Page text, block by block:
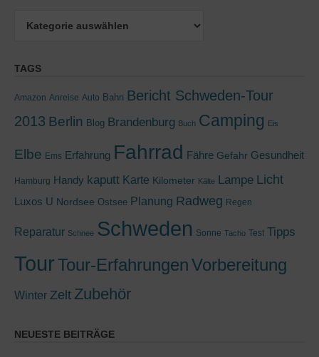
TAGS
Amazon Anreise Auto Bahn Bericht Schweden-Tour
2013 Berlin Blog Brandenburg Buch Camping Eis
Elbe Ems Erfahrung Fahrrad Fähre Gefahr Gesundheit
Hamburg Handy kaputt Karte Kilometer Kälte Lampe Licht
Luxos U Nordsee Ostsee Planung Radweg Regen
Reparatur Schnee Schweden Sonne Tacho Test Tipps
TourTour-ErfahrungenVorbereitung
Winter Zelt Zubehör
NEUESTE BEITRÄGE